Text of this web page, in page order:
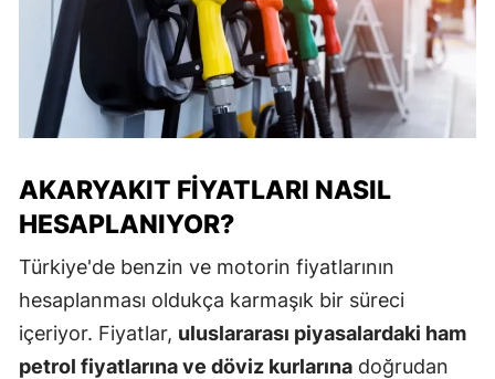
AKARYAKIT FIYATLARI NASIL
HESAPLANIYOR?
Türkiye'de benzin ve motorin fiyatlarının
hesaplanması oldukça karmaşık bir süreci
içeriyor. Fiyatlar, uluslararası piyasalardaki ham
petrol fiyatlarına ve döviz kurlarına doğrudan